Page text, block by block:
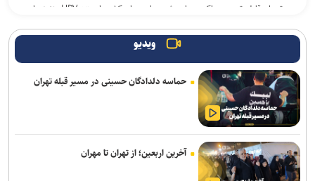
تعداد قابل توجهی واکسن وارد شده یا در راه کشور است؛ HPV هنوز وارد
تشکیل تیم کارآگاهانِ زبده برای دستگیری عاملانِ قتل حمیدرضا رجب‌زاده
انصاری: خسارت‌های زیست‌محیطی جنگ در خلیج فارس را مطالبه‌
می‌کنیم
۵۳ هزار موتور سوار به دلیل تردد در خطوط ویژه اعمال قانون شدند
تقویت ناوگان هوایی هلال‌احمر با الحاق ۲۴ بالگرد جدید
ویدیو
حماسه دلدادگان حسینی در مسیر قبله تهران
آخرین اربعین؛ از تهران تا مهران